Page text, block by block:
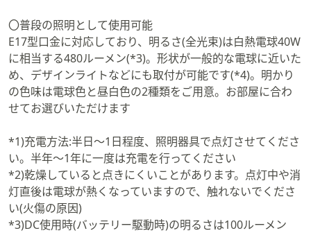
〇普段の照明として使用可能
E17型口金に対応しており、明るさ(全光束)は白熱電球40W
に相当する480ルーメン(*3)。形状が一般的な電球に近いた
め、デザインライトなどにも取付が可能です(*4)。明かり
の色味は電球色と昼白色の2種類をご用意。お部屋に合わ
せてお選びいただけます
*1)充電方法:半日〜1日程度、照明器具で点灯させてくださ
い。半年〜1年に一度は充電を行ってください
*2)乾燥していると点きにくいことがあります。点灯中や消
灯直後は電球が熱くなっていますので、触れないでくださ
い(火傷の原因)
*3)DC使用時(バッテリー駆動時)の明るさは100ルーメン